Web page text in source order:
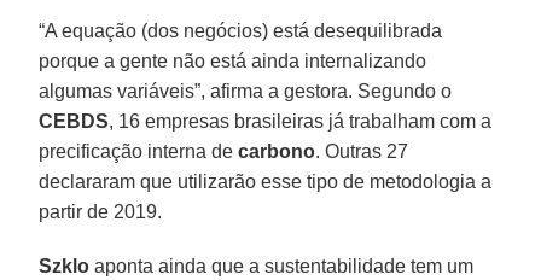
“A equação (dos negócios) está desequilibrada
porque a gente não está ainda internalizando
algumas variáveis”, afirma a gestora. Segundo o
CEBDS, 16 empresas brasileiras já trabalham com a
precificação interna decarbono. Outras 27
declararam que utilizarão esse tipo de metodologia a
partir de 2019.
Szklo aponta ainda que a sustentabilidade tem um